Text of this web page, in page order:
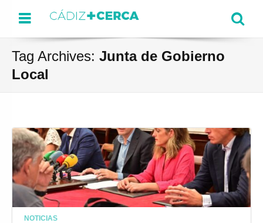
Menu
Tag Archives: Junta de Gobierno
Local
NOTICIAS